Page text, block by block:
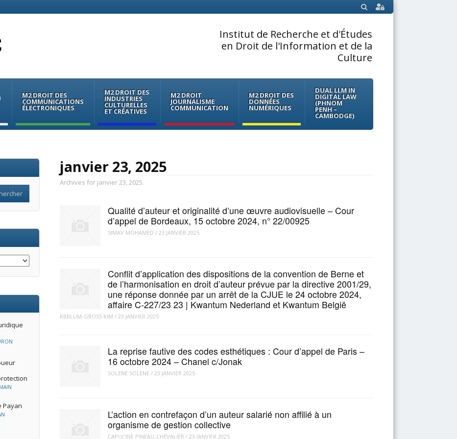
SEARCH
Institut de Recherche et d'Études
en Droit de l'Information et de la
Culture
M2 DROIT DES
COMMUNICATIONS
ÉLECTRONIQUES
M2 DROIT DES
INDUSTRIES
CULTURELLES
ET CRÉATIVES
M2 DROIT
JOURNALISME
COMMUNICATION
M2 DROIT DES
DONNÉES
NUMÉRIQUES
DUAL LLM IN
DIGITAL LAW
(PHNOM
PENH –
CAMBODGE)
janvier 23, 2025
Archives for janvier 23, 2025.
Qualité d’auteur et originalité d’une œuvre audiovisuelle – Cour
d’appel de Bordeaux, 15 octobre 2024, n° 22/00925
SIMAV MOHAMED / 23 JANVIER 2025
Conflit d’application des dispositions de la convention de Berne et
de l’harmonisation en droit d’auteur prévue par la directive 2001/29,
une réponse donnée par un arrêt de la CJUE le 24 octobre 2024,
affaire C-227/23 23 | Kwantum Nederland et Kwantum België
KBBLUM-GROSS KIM / 23 JANVIER 2025
La reprise fautive des codes esthétiques : Cour d’appel de Paris –
16 octobre 2024 – Chanel c/Jonak
SOLENE SOLENE / 23 JANVIER 2025
L’action en contrefaçon d’un auteur salarié non affilié à un
organisme de gestion collective
CAPUCINE PINEAU-CHEVALIER / 23 JANVIER 2025
Payan